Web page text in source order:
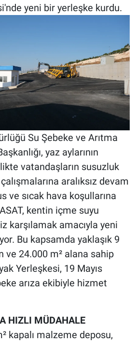
yeni bir yerleşke kurdu.
Su Şebeke ve Arıtma
yaz aylarının
vatandaşların susuzluk
aralıksız devam
ve sıcak hava koşullarına
kentin içme suyu
karşılamak amacıyla yeni
Bu kapsamda yaklaşık 9
ve 24.000 m² alana sahip
Yerleşkesi, 19 Mayıs
arıza ekibiyle hizmet
HIZLI MÜDAHALE
kapalı malzeme deposu,